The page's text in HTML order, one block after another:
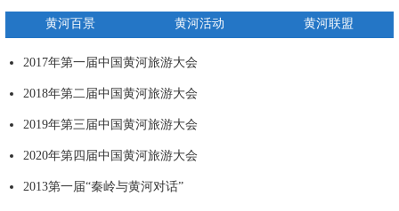
黄河百景 黄河活动 黄河联盟
2017年第一届中国黄河旅游大会
2018年第二届中国黄河旅游大会
2019年第三届中国黄河旅游大会
2020年第四届中国黄河旅游大会
2013第一届“秦岭与黄河对话”